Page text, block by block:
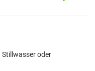
oder